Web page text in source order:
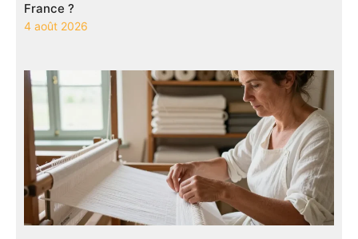
France ?
4 août 2026